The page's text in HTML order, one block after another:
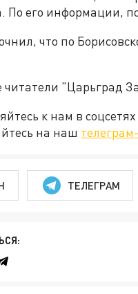
По его информации,
что по
"Царьград
к нам в соцсетях
на наш
ТЕЛЕГРАМ